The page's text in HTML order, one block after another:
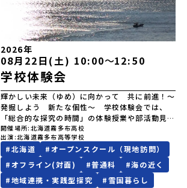
2026年
08月22日(土) 10:00〜12:50
学校体験会
輝かしい未来（ゆめ）に向かって 共に前進！～
発掘しよう 新たな個性～ 学校体験会では、
「総合的な探究の時間」の体験授業や部活動見学
を予定しています。
開催場所 北海道霧多布高校
出演 北海道霧多布高等学校
#北海道 #オープンスクール（現地訪問）
#オフライン(対面) #普通科 #海の近く
#地域連携・実践型探究 #雪国暮らし